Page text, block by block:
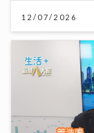
12/07/2026